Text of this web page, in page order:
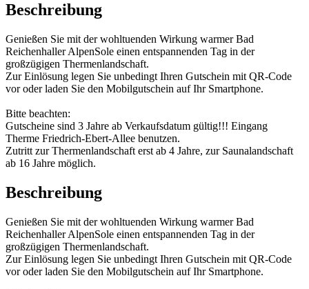
Beschreibung
Genießen Sie mit der wohltuenden Wirkung warmer Bad
Reichenhaller AlpenSole einen entspannenden Tag in der
großzügigen Thermenlandschaft.
Zur Einlösung legen Sie unbedingt Ihren Gutschein mit QR-Code
vor oder laden Sie den Mobilgutschein auf Ihr Smartphone.
Bitte beachten:
Gutscheine sind 3 Jahre ab Verkaufsdatum gültig!!! Eingang
Therme Friedrich-Ebert-Allee benutzen.
Zutritt zur Thermenlandschaft erst ab 4 Jahre, zur Saunalandschaft
ab 16 Jahre möglich.
Beschreibung
Genießen Sie mit der wohltuenden Wirkung warmer Bad
Reichenhaller AlpenSole einen entspannenden Tag in der
großzügigen Thermenlandschaft.
Zur Einlösung legen Sie unbedingt Ihren Gutschein mit QR-Code
vor oder laden Sie den Mobilgutschein auf Ihr Smartphone.